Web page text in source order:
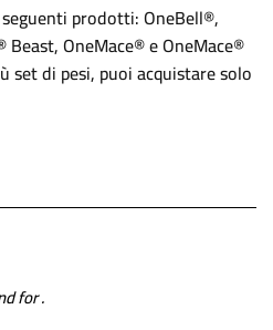
prodotti: OneBell®,
OneMace® e OneMace®
set di pesi, puoi acquistare solo
for.